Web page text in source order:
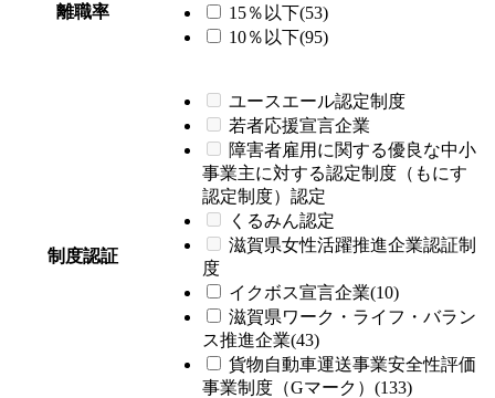
離職率
15％以下(53)
10％以下(95)
制度認証
ユースエール認定制度
若者応援宣言企業
障害者雇用に関する優良な中小
事業主に対する認定制度（もにす
認定制度）認定
くるみん認定
滋賀県女性活躍推進企業認証制
度
イクボス宣言企業(10)
滋賀県ワーク・ライフ・バラン
ス推進企業(43)
貨物自動車運送事業安全性評価
事業制度（Gマーク）(133)